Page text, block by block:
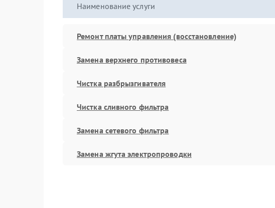
Наименование услуги
Ремонт платы управления (восстановление)
Замена верхнего противовеса
Чистка разбрызгивателя
Чистка сливного фильтра
Замена сетевого фильтра
Замена жгута электропроводки